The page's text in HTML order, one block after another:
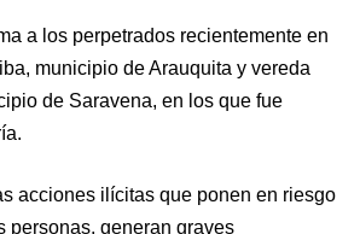
a los perpetrados recientemente en
municipio de Arauquita y vereda
de Saravena, en los que fue
acciones ilícitas que ponen en riesgo
personas, generan graves